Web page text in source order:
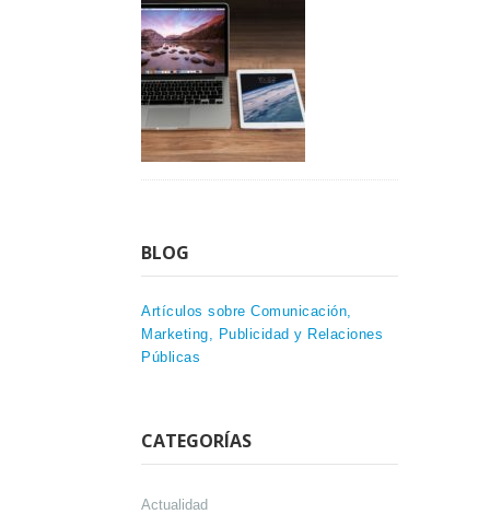
BLOG
Artículos sobre Comunicación,
Marketing, Publicidad y Relaciones
Públicas
CATEGORÍAS
Actualidad